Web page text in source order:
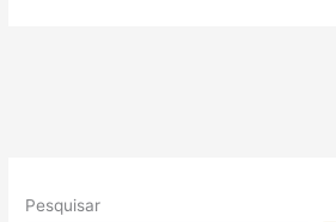
incêndio
Pesquisar